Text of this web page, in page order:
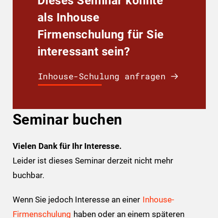
als Inhouse
Firmenschulung für Sie
interessant sein?
Inhouse-Schulung anfragen
Seminar buchen
Vielen Dank für Ihr Interesse.
Leider ist dieses Seminar derzeit nicht mehr
buchbar.
Wenn Sie jedoch Interesse an einer Inhouse-
Firmenschulung haben oder an einem späteren